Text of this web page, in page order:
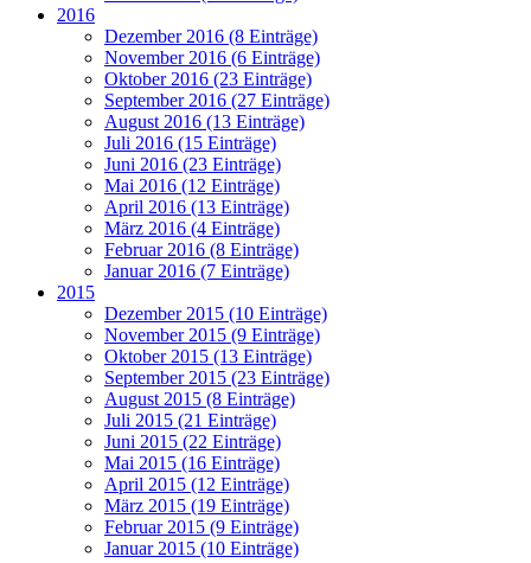
2016
Dezember 2016 (8 Einträge)
November 2016 (6 Einträge)
Oktober 2016 (23 Einträge)
September 2016 (27 Einträge)
August 2016 (13 Einträge)
Juli 2016 (15 Einträge)
Juni 2016 (23 Einträge)
Mai 2016 (12 Einträge)
April 2016 (13 Einträge)
März 2016 (4 Einträge)
Februar 2016 (8 Einträge)
Januar 2016 (7 Einträge)
2015
Dezember 2015 (10 Einträge)
November 2015 (9 Einträge)
Oktober 2015 (13 Einträge)
September 2015 (23 Einträge)
August 2015 (8 Einträge)
Juli 2015 (21 Einträge)
Juni 2015 (22 Einträge)
Mai 2015 (16 Einträge)
April 2015 (12 Einträge)
März 2015 (19 Einträge)
Februar 2015 (9 Einträge)
Januar 2015 (10 Einträge)